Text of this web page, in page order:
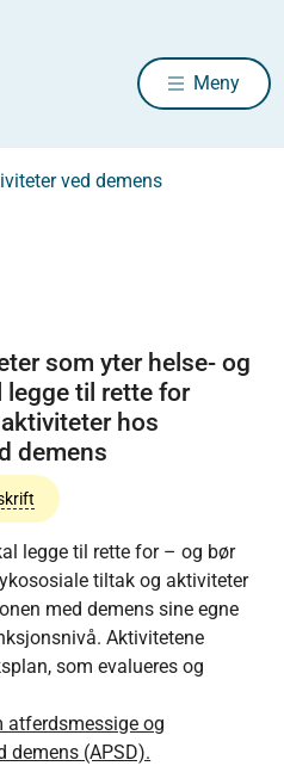
Meny
ved demens
som yter helse- og
til rette for
hos
demens
legge til rette for – og bør
tiltak og aktiviteter
med demens sine egne
Aktivitetene
som evalueres og
atferdsmessige og
demens (APSD).